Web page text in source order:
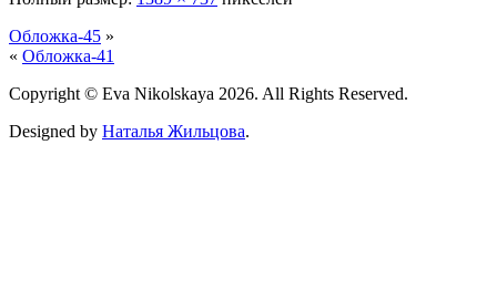
Обложка-45 »
« Обложка-41
Copyright © Eva Nikolskaya 2026. All Rights Reserved.
Designed by Наталья Жильцова.